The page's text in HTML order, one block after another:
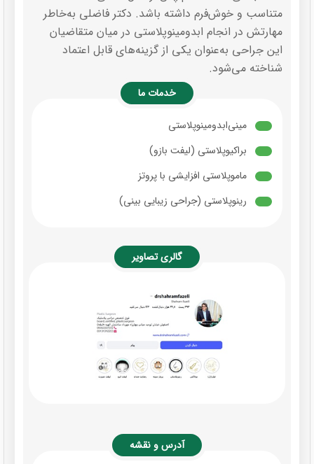
متناسب و خوش‌فرم داشته باشد. دکتر فاضلی به‌خاطر
مهارتش در انجام ابدومینوپلاستی در میان متقاضیان
این جراحی به‌عنوان یکی از گزینه‌های قابل اعتماد
شناخته می‌شود.
خدمات ما
مینی‌ابدومینوپلاستی
براکیوپلاستی (لیفت بازو)
ماموپلاستی افزایشی با پروتز
رینوپلاستی (جراحی زیبایی بینی)
گالری تصاویر
آدرس و نقشه